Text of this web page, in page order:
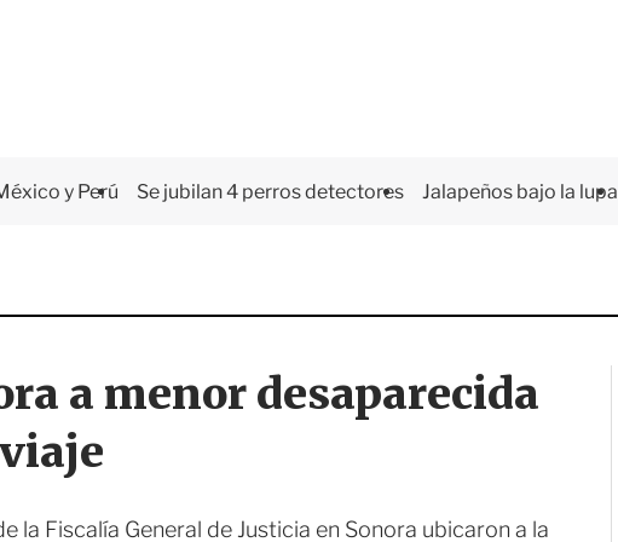
y Perú Se jubilan 4 perros detectores Jalapeños bajo la lupa
a menor desaparecida
la Fiscalía General de Justicia en Sonora ubicaron a la